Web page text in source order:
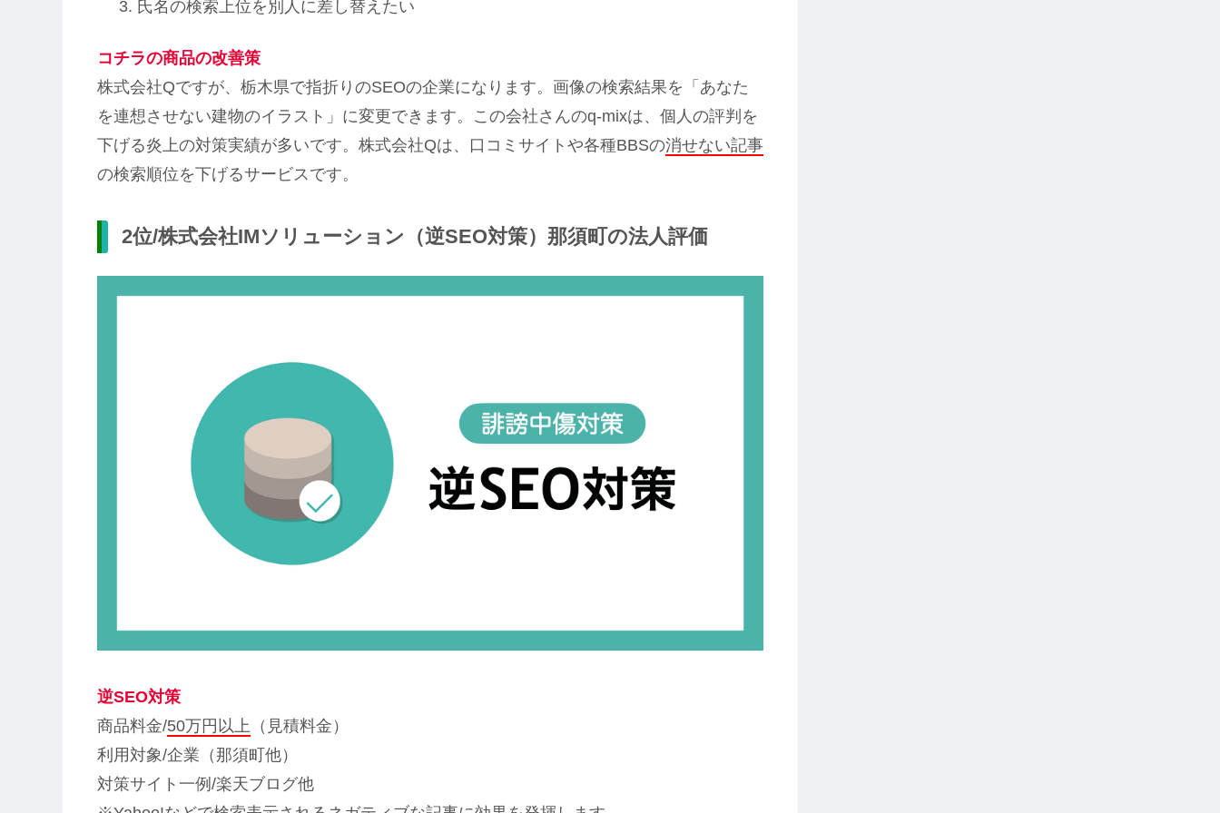
氏名の検索上位を別人に差し替えたい
コチラの商品の改善策
株式会社Qですが、栃木県で指折りのSEOの企業になります。画像の検索結果を「あなた
を連想させない建物のイラスト」に変更できます。この会社さんのq-mixは、個人の評判を
下げる炎上の対策実績が多いです。株式会社Qは、口コミサイトや各種BBSの消せない記事
の検索順位を下げるサービスです。
2位/株式会社IMソリューション（逆SEO対策）那須町の法人評価
逆SEO対策
商品料金/50万円以上 （見積料金）
利用対象/企業（那須町他）
対策サイト一例/楽天ブログ他